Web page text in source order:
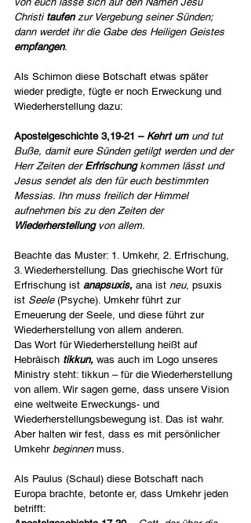
Christi taufen zur Vergebung seiner Sünden;
dann werdet ihr die Gabe des Heiligen Geistes
empfangen.
Als Schimon diese Botschaft etwas später
wieder predigte, fügte er noch Erweckung und
Wiederherstellung dazu:
Apostelgeschichte 3,19-21 – Kehrt um und tut
Buße, damit eure Sünden getilgt werden und der
Herr Zeiten der Erfrischung kommen lässt und
Jesus sendet als den für euch bestimmten
Messias. Ihn muss freilich der Himmel
aufnehmen bis zu den Zeiten der
Wiederherstellung von allem.
Beachte das Muster: 1. Umkehr, 2. Erfrischung,
3. Wiederherstellung. Das griechische Wort für
Erfrischung ist anapsuxis, ana ist neu, psuxis
ist Seele (Psyche). Umkehr führt zur
Erneuerung der Seele, und diese führt zur
Wiederherstellung von allem anderen.
Das Wort für Wiederherstellung heißt auf
Hebräisch tikkun, was auch im Logo unseres
Ministry steht: tikkun – für die Wiederherstellung
von allem. Wir sagen gerne, dass unsere Vision
eine weltweite Erweckungs- und
Wiederherstellungsbewegung ist. Das ist wahr.
Aber halten wir fest, dass es mit persönlicher
Umkehr beginnen muss.
Als Paulus (Schaul) diese Botschaft nach
Europa brachte, betonte er, dass Umkehr jeden
betrifft: